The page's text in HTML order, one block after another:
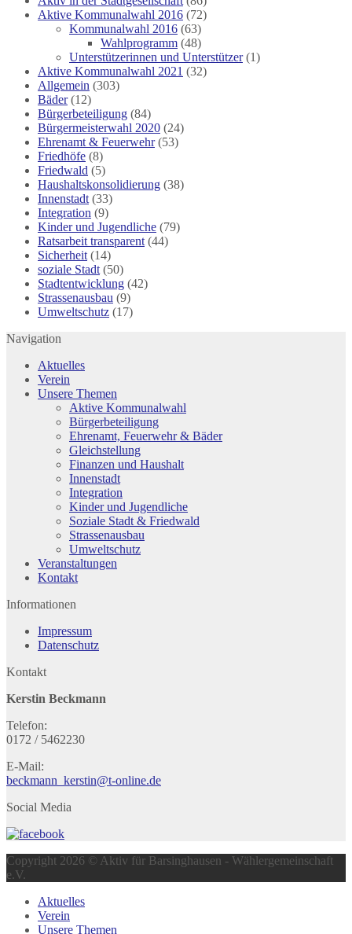
Aktive Kommunalwahl 2016 (72)
Kommunalwahl 2016 (63)
Wahlprogramm (48)
Unterstützerinnen und Unterstützer(1)
Aktive Kommunalwahl 2021 (32)
Allgemein (303)
Bäder(12)
Bürgerbeteiligung (84)
Bürgermeisterwahl 2020 (24)
Ehrenamt & Feuerwehr(53)
Friedhöfe (8)
Friedwald (5)
Haushaltskonsolidierung (38)
Innenstadt (33)
Integration (9)
Kinder und Jugendliche (79)
Ratsarbeit transparent (44)
Sicherheit (14)
soziale Stadt (50)
Stadtentwicklung (42)
Strassenausbau (9)
Umweltschutz (17)
Navigation
Aktuelles
Verein
Unsere Themen
Aktive Kommunalwahl
Bürgerbeteiligung
Ehrenamt, Feuerwehr & Bäder
Gleichstellung
Finanzen und Haushalt
Innenstadt
Integration
Kinder und Jugendliche
Soziale Stadt & Friedwald
Strassenausbau
Umweltschutz
Veranstaltungen
Kontakt
Informationen
Impressum
Datenschutz
Kontakt
Kerstin Beckmann
Telefon:
0172 / 5462230
E-Mail:
beckmann_kerstin@t-online.de
Social Media
Copyright 2026 © Aktiv für Barsinghausen - Wählergemeinschaft
e.V.
Aktuelles
Verein
Unsere Themen